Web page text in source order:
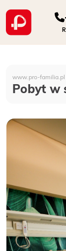
PORADNIE
DLA
O NAS
www.pro-familia.pl
Pobyt w